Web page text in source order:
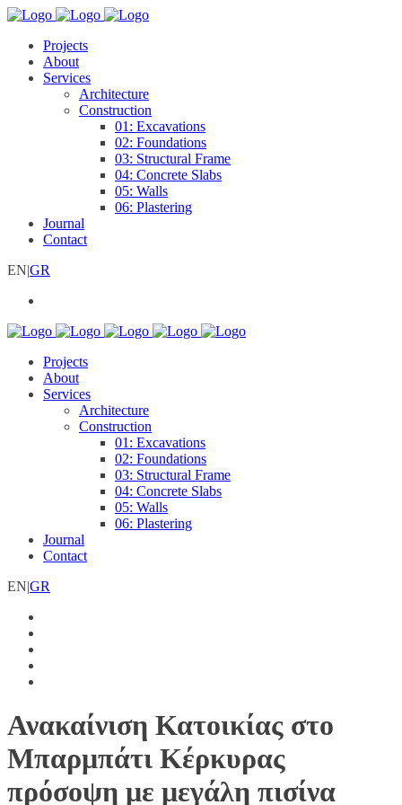
Projects
About
Services
Architecture
Construction
01: Excavations
02: Foundations
03: Structural Frame
04: Concrete Slabs
05: Walls
06: Plastering
Journal
Contact
EN|GR
Projects
About
Services
Architecture
Construction
01: Excavations
02: Foundations
03: Structural Frame
04: Concrete Slabs
05: Walls
06: Plastering
Journal
Contact
EN|GR
Ανακαίνιση Κατοικίας στο
Μπαρμπάτι Κέρκυρας
πρόσοψη με μεγάλη πισίνα